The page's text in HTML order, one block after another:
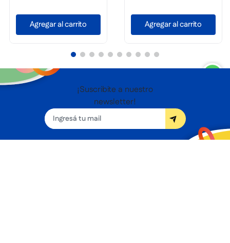
Agregar al carrito Agregar al carrito
¡Suscribite a nuestro
newsletter!